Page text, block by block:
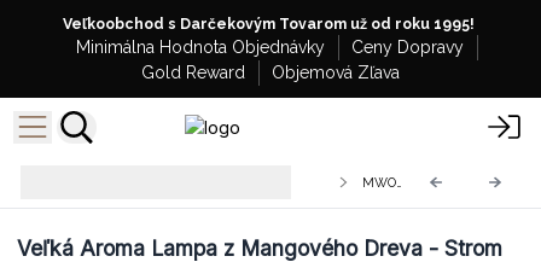
Veľkoobchod s Darčekovým Tovarom už od roku 1995!
Minimálna Hodnota Objednávky
Ceny Dopravy
Gold Reward
Objemová Zľava
Veľká Aroma Lampa z Mangového Dreva - Strom